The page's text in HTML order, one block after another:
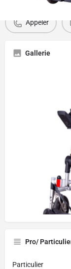
Appeler
Gallerie
Pro/
Particulier